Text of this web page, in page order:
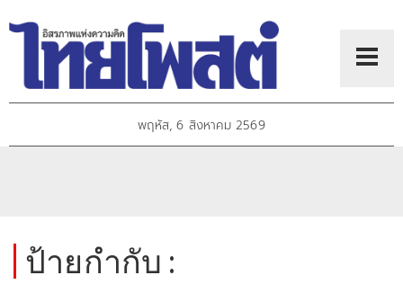
พฤหัส, 6 สิงหาคม 2569
ป้ายกำกับ :